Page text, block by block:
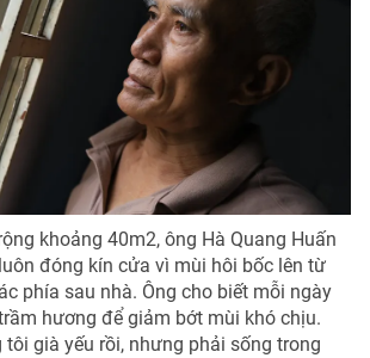
khoảng 40m2, ông Hà Quang Huấn
đóng kín cửa vì mùi hôi bốc lên từ
phía sau nhà. Ông cho biết mỗi ngày
hương để giảm bớt mùi khó chịu.
tôi già yếu rồi, nhưng phải sống trong